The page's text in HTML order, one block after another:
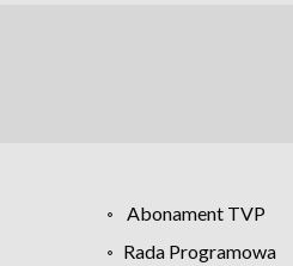
Abonament TVP
Rada Programowa